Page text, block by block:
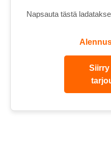
Napsauta tästä
Siirry